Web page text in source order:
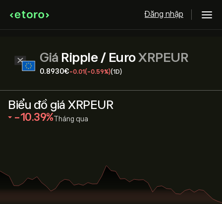
Đăng nhập
Giá Ripple / EuroXRPEUR
0.8930‎€‎-0.01 (-0.59%)(1D)
Biểu đồ giá XRPEUR
‎-10.39‎ Tháng qua